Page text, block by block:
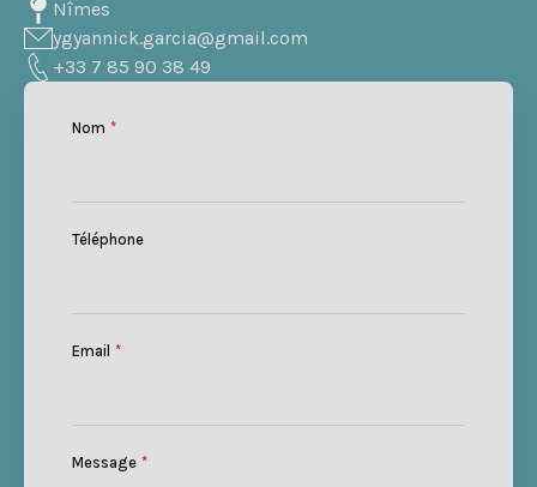
Nîmes
ygyannick.garcia@gmail.com
+33 7 85 90 38 49
Nom *
Téléphone
Email *
Message *